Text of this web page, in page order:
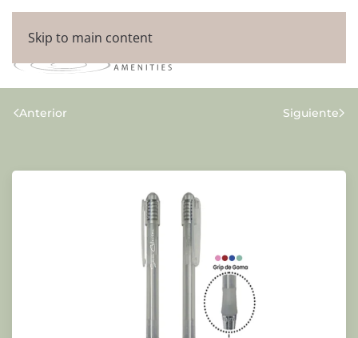
Skip to main content
Anterior Siguiente